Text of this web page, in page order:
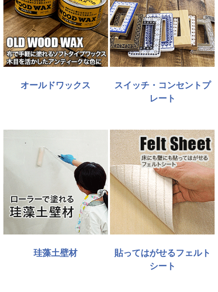
オールドワックス
スイッチ・コンセントプ
レート
珪藻土壁材
貼ってはがせるフェルト
シート